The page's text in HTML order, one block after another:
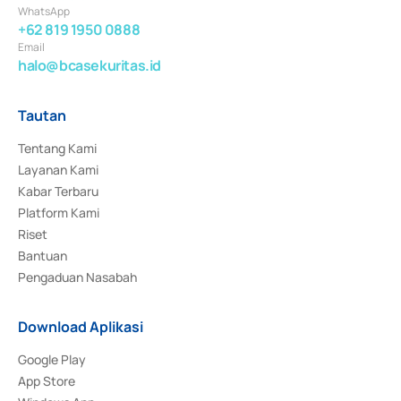
WhatsApp
+62 819 1950 0888
Email
halo@bcasekuritas.id
Tautan
Tentang Kami
Layanan Kami
Kabar Terbaru
Platform Kami
Riset
Bantuan
Pengaduan Nasabah
Download Aplikasi
Google Play
App Store